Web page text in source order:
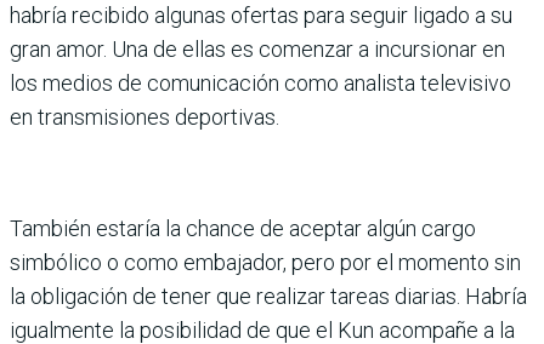
habría recibido algunas ofertas para seguir ligado a su
gran amor. Una de ellas es comenzar a incursionar en
los medios de comunicación como analista televisivo
en transmisiones deportivas.
También estaría la chance de aceptar algún cargo
simbólico o como embajador, pero por el momento sin
la obligación de tener que realizar tareas diarias. Habría
igualmente la posibilidad de que el Kun acompañe a la